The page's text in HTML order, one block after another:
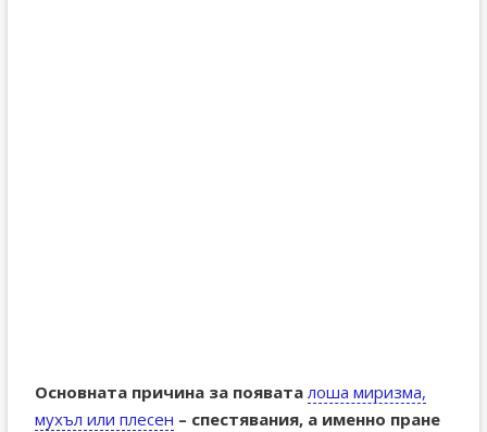
Основната причина за появаталоша миризма,
мухъл или плесен – спестявания, а именно пране